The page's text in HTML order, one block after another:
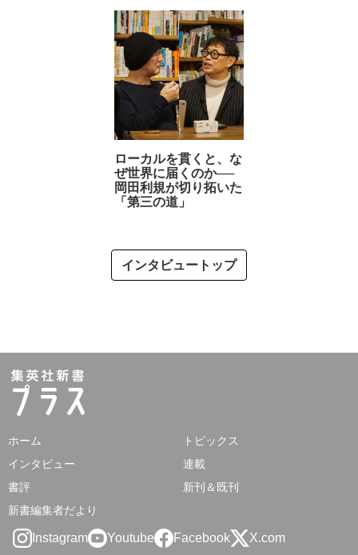
ローカルを貫くと、な
ぜ世界に届くのか──
岡田利規が切り拓いた
「第三の道」
インタビュートップ
ホーム
トピックス
インタビュー
連載
書評
新刊＆既刊
新書編集者だより
Instagram Youtube Facebook X.com